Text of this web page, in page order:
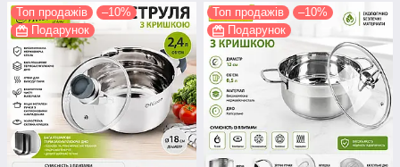
Топ продажів
–10%
Подарунок
Топ продажів
–10%
Подарунок